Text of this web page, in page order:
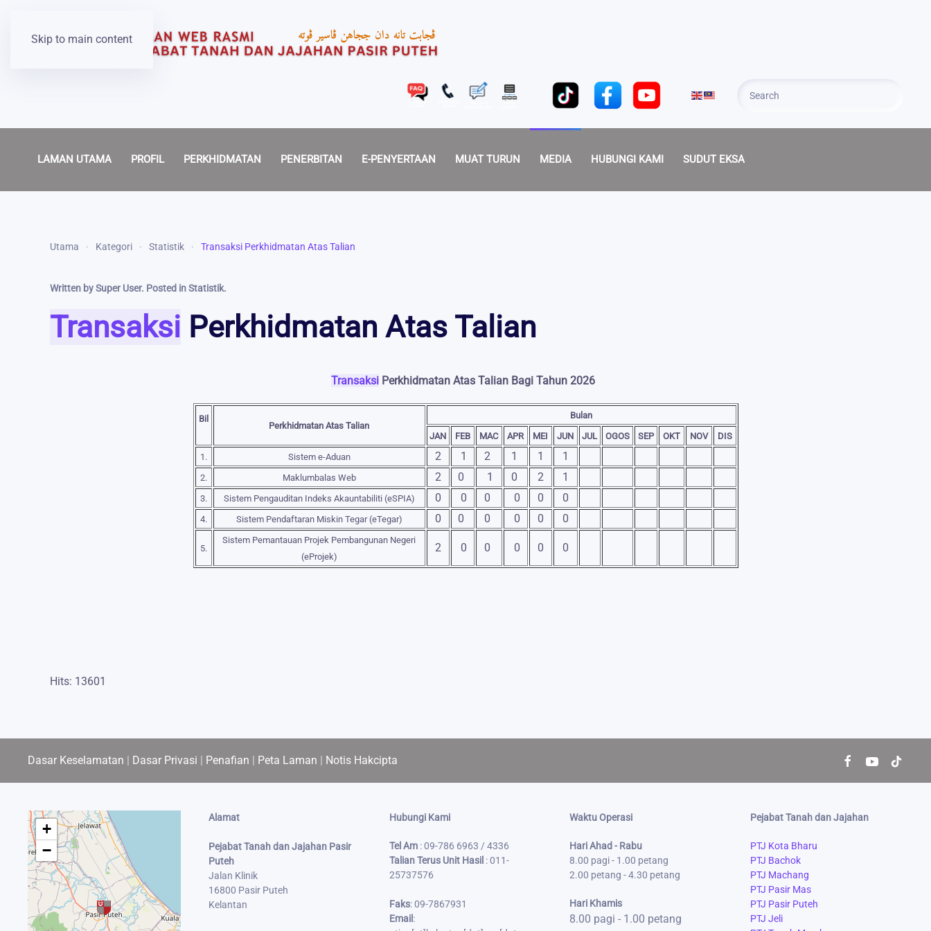
Skip to main content
LAMAN UTAMA PROFIL PERKHIDMATAN PENERBITAN E-PENYERTAAN MUAT TURUN MEDIA HUBUNGI KAMI SUDUT EKSA
Utama Kategori Statistik Transaksi Perkhidmatan Atas Talian
Written by Super User. Posted inStatistik.
Transaksi Perkhidmatan Atas Talian
TransaksiPerkhidmatan Atas Talian Bagi Tahun 2026
Bil
Perkhidmatan Atas Talian
Bulan
JAN
FEB MAC APR MEI JUN JUL OGOS SEP OKT NOV
DIS
1.
Sistem e-Aduan 2 1 2 1 1 1
2. Maklumbalas Web 2 0 1 0 2 1
3. Sistem Pengauditan Indeks Akauntabiliti (eSPIA) 0 0 0 0 0 0
4. Sistem Pendaftaran Miskin Tegar (eTegar) 0 0 0 0 0 0
5.
Sistem Pemantauan Projek Pembangunan Negeri
(eProjek)
2 0 0 0 0 0
Hits: 13601
Dasar Keselamatan | Dasar Privasi | Penafian | Peta Laman | Notis Hakcipta
+
−
Alamat
Pejabat Tanah dan Jajahan Pasir
Puteh
Jalan Klinik
16800 Pasir Puteh
Kelantan
Hubungi Kami
Tel Am: 09-786 6963 / 4336
Talian Terus Unit Hasil : 011-
25737576
Faks:09-7867931
Email :
Waktu Operasi
Hari Ahad - Rabu
8.00 pagi - 1.00 petang
2.00 petang - 4.30 petang
Hari Khamis
8.00 pagi - 1.00 petang
Pejabat Tanah dan Jajahan
PTJ Kota Bharu
PTJ Bachok
PTJ Machang
PTJ Pasir Mas
PTJ Pasir Puteh
PTJ Jeli